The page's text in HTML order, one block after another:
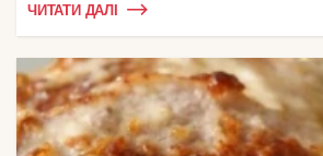
ЧИТАТИ ДАЛІ